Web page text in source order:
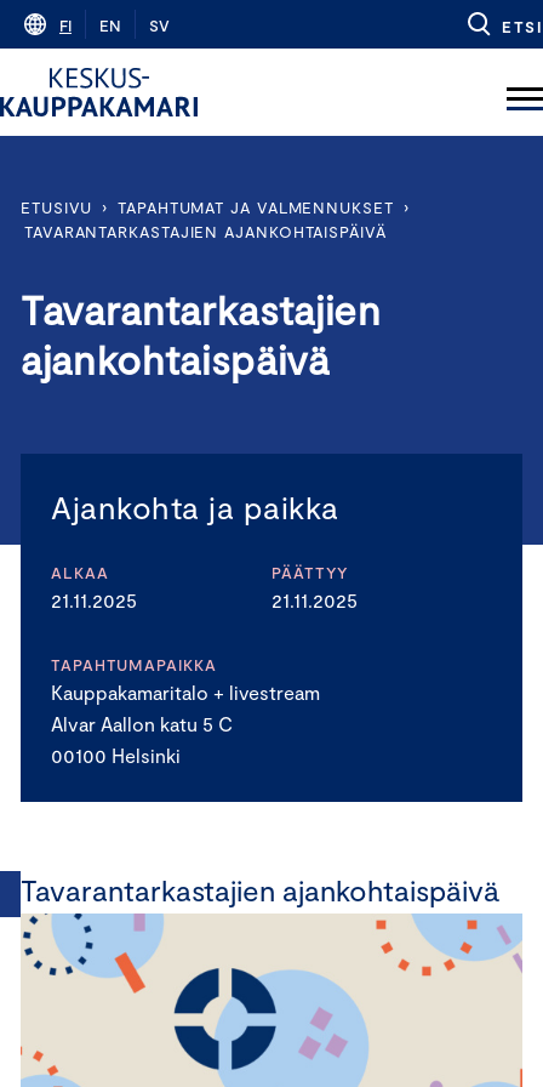
Skip
content
FI EN SV ETSI
ETUSIVU › TAPAHTUMAT JA VALMENNUKSET
›
TAVARANTARKASTAJIEN AJANKOHTAISPÄIVÄ
Tavarantarkastajien
ajankohtaispäivä
Ajankohta ja paikka
ALKAA
21.11.2025
PÄÄTTYY
21.11.2025
TAPAHTUMAPAIKKA
Kauppakamaritalo + livestream
Alvar Aallon katu 5 C
00100 Helsinki
Tavarantarkastajien ajankohtaispäivä